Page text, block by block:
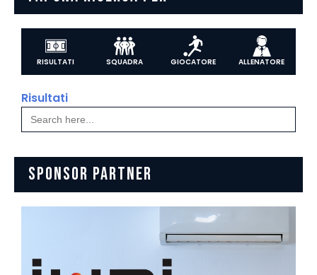
RISULTATI SQUADRA GIOCATORE ALLENATORE
Risultati
Search
for:
SPONSOR PARTNER